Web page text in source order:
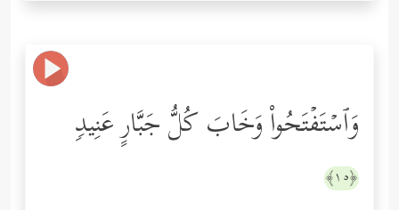
وَٱسۡتَفۡتَحُواْ وَخَابَ كُلُّ جَبَّارٍ عَنِیدࣲ
﴿١٥﴾